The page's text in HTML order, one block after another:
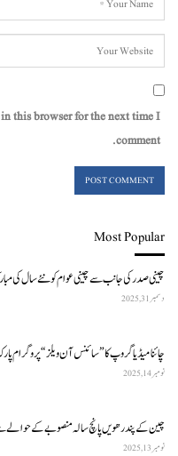
this browser for the next time I
comment.
Most Popular
چینی صدر کی جانب سے چینی عوام کو نئے سال کی
دسمبر 31, 2025
چائنا میڈیا گروپ کا ”سائنس آن ویلز“ پروگرام
نومبر 14, 2025
چین کے پندرھویں پانچ سالہ منصوبے کے حوالے
نومبر 13, 2025